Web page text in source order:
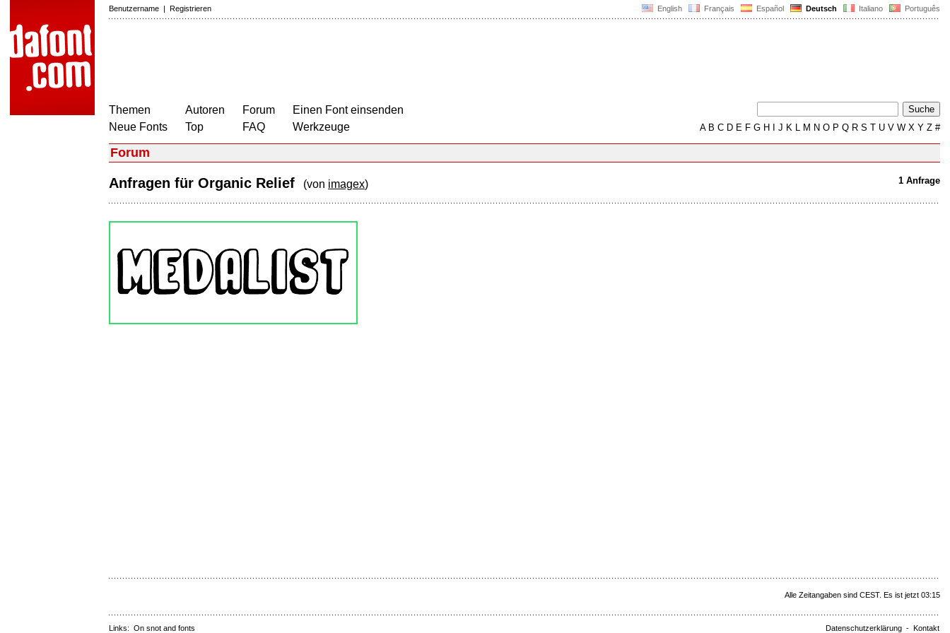
English Français Español Deutsch Italiano Português
Benutzername | Registrieren
Themen
Neue Fonts
Autoren
Top
Forum
FAQ
Einen Font einsenden
Werkzeuge
AB C D E F G H J K L M N O P Q R S T U V W X Y Z #
Forum
1 Anfrage
Anfragen für Organic Relief (von imagex)
Alle Zeitangaben sind CEST. Es ist jetzt 03:15
Datenschutzerklärung - Kontakt
Links: On snot and fonts